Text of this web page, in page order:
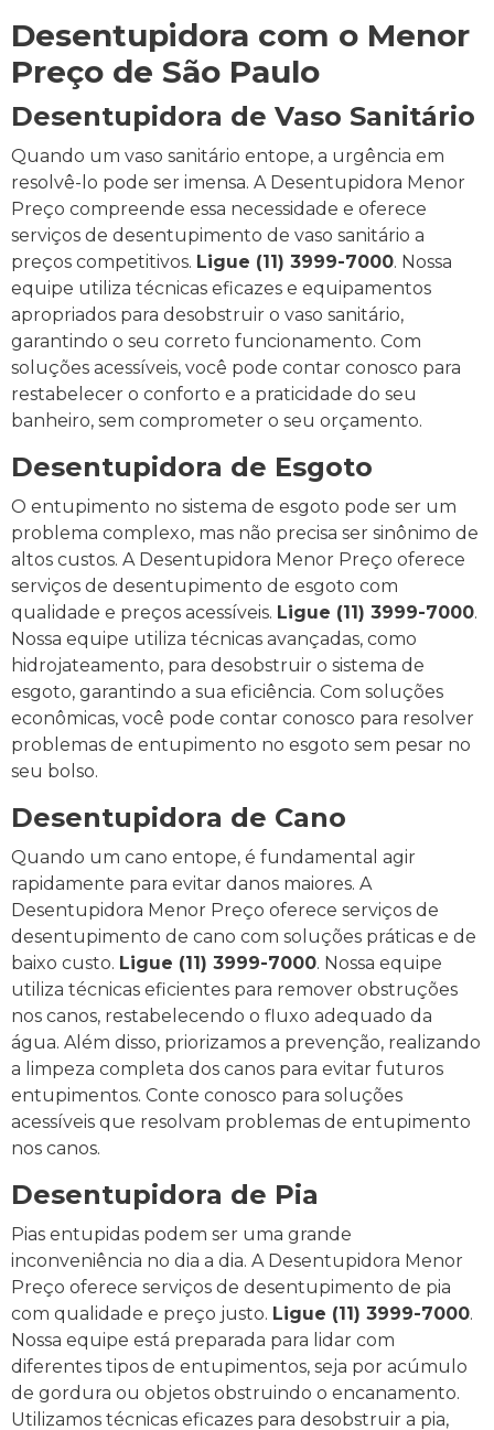
Desentupidora com o Menor
Preço de São Paulo
Desentupidora de Vaso Sanitário
Quando um vaso sanitário entope, a urgência em
resolvê-lo pode ser imensa. A Desentupidora Menor
Preço compreende essa necessidade e oferece
serviços de desentupimento de vaso sanitário a
preços competitivos. Ligue (11) 3999-7000. Nossa
equipe utiliza técnicas eficazes e equipamentos
apropriados para desobstruir o vaso sanitário,
garantindo o seu correto funcionamento. Com
soluções acessíveis, você pode contar conosco para
restabelecer o conforto e a praticidade do seu
banheiro, sem comprometer o seu orçamento.
Desentupidora de Esgoto
O entupimento no sistema de esgoto pode ser um
problema complexo, mas não precisa ser sinônimo de
altos custos. A Desentupidora Menor Preço oferece
serviços de desentupimento de esgoto com
qualidade e preços acessíveis. Ligue (11) 3999-7000.
Nossa equipe utiliza técnicas avançadas, como
hidrojateamento, para desobstruir o sistema de
esgoto, garantindo a sua eficiência. Com soluções
econômicas, você pode contar conosco para resolver
problemas de entupimento no esgoto sem pesar no
seu bolso.
Desentupidora de Cano
Quando um cano entope, é fundamental agir
rapidamente para evitar danos maiores. A
Desentupidora Menor Preço oferece serviços de
desentupimento de cano com soluções práticas e de
baixo custo. Ligue (11) 3999-7000. Nossa equipe
utiliza técnicas eficientes para remover obstruções
nos canos, restabelecendo o fluxo adequado da
água. Além disso, priorizamos a prevenção, realizando
a limpeza completa dos canos para evitar futuros
entupimentos. Conte conosco para soluções
acessíveis que resolvam problemas de entupimento
nos canos.
Desentupidora de Pia
Pias entupidas podem ser uma grande
inconveniência no dia a dia. A Desentupidora Menor
Preço oferece serviços de desentupimento de pia
com qualidade e preço justo. Ligue (11) 3999-7000.
Nossa equipe está preparada para lidar com
diferentes tipos de entupimentos, seja por acúmulo
de gordura ou objetos obstruindo o encanamento.
Utilizamos técnicas eficazes para desobstruir a pia,